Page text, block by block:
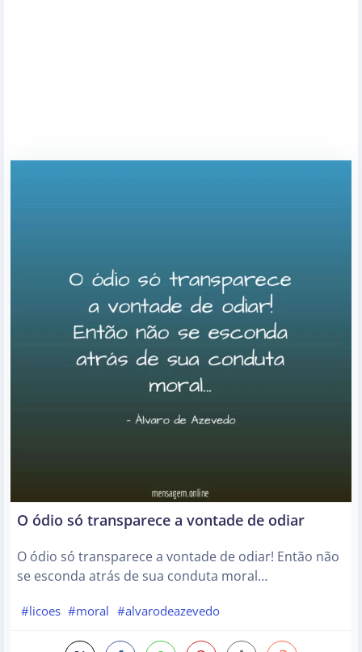
O ódio só transparece a vontade de odiar
O ódio só transparece a vontade de odiar! Então não
se esconda atrás de sua conduta moral…
#licoes #moral #alvarodeazevedo